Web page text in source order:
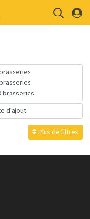
Plus de filtres